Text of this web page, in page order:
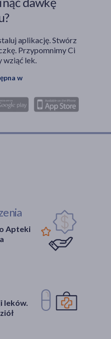
aplikację. Stwórz
Przypomnimy Ci
wziąć lek.
w
Apteki
leków.